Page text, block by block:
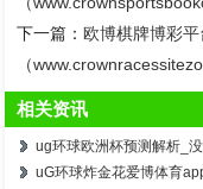
下一篇：欧博棋牌博彩
（
相关资讯
ug环球欧洲杯预测解析_
uG环球炸金花爱博体育